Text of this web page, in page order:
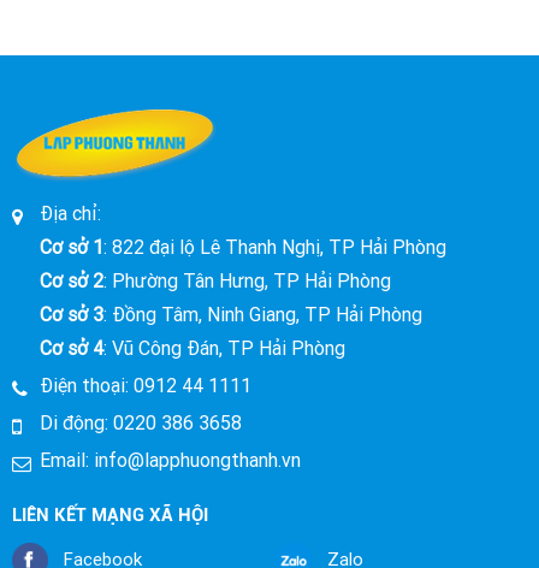
Địa chỉ:
Cơ sở 1 : 822 đại lộ Lê Thanh Nghị, TP Hải Phòng
Cơ sở 2: Phường Tân Hưng, TP Hải Phòng
Cơ sở 3: Đồng Tâm, Ninh Giang, TP Hải Phòng
Cơ sở 4: Vũ Công Đán, TP Hải Phòng
Điện thoại: 0912 44 1111
Di động: 0220 386 3658
Email: info@lapphuongthanh.vn
LIÊN KẾT MẠNG XÃ HỘI
Facebook Zalo